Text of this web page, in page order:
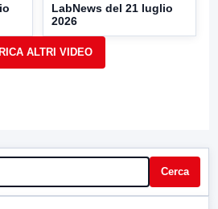
LabNews del 21 luglio
2026
Cerca